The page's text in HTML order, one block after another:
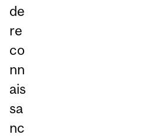
de
re
co
nn
ais
sa
nc